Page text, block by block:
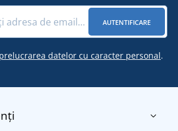
AUTENTIFICARE
datelor cu caracter personal.